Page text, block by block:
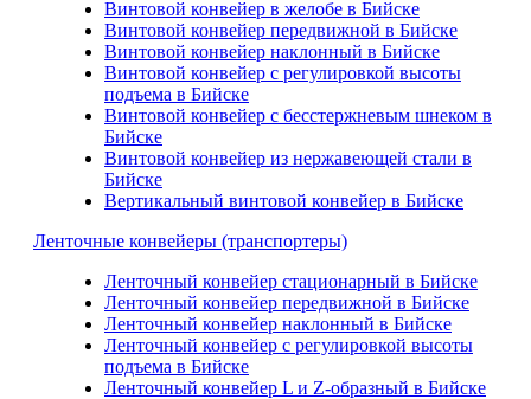
Винтовой конвейер в желобе в Бийске
Винтовой конвейер передвижной в Бийске
Винтовой конвейер наклонный в Бийске
Винтовой конвейер с регулировкой высоты
подъема в Бийске
Винтовой конвейер с бесстержневым шнеком в
Бийске
Винтовой конвейер из нержавеющей стали в
Бийске
Вертикальный винтовой конвейер в Бийске
Ленточные конвейеры (транспортеры)
Ленточный конвейер стационарный в Бийске
Ленточный конвейер передвижной в Бийске
Ленточный конвейер наклонный в Бийске
Ленточный конвейер с регулировкой высоты
подъема в Бийске
Ленточный конвейер L и Z-образный в Бийске